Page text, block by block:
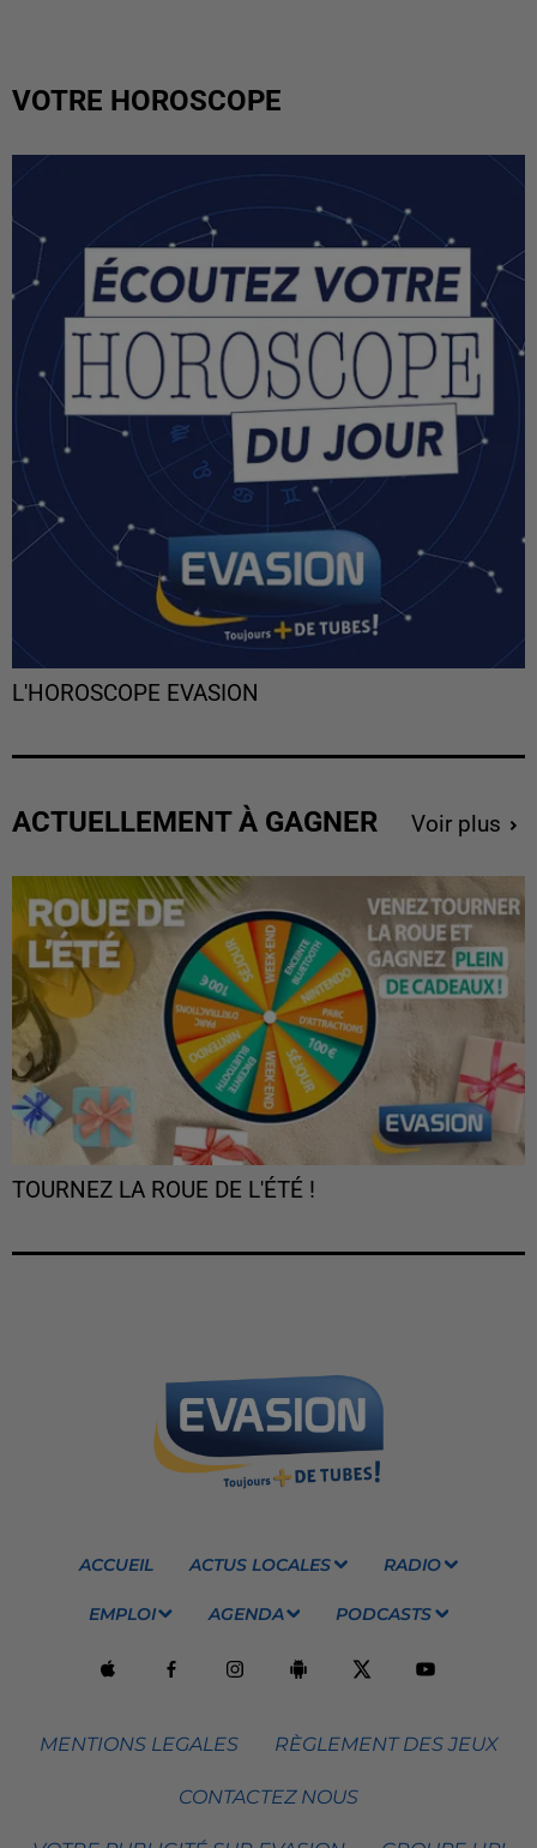
VOTRE HOROSCOPE
L'HOROSCOPE EVASION
ACTUELLEMENT À GAGNER Voir plus
TOURNEZ LA ROUE DE L'ÉTÉ !
ACCUEIL ACTUS LOCALES RADIO
EMPLOI AGENDA PODCASTS
MENTIONS LEGALES RÈGLEMENT DES JEUX
CONTACTEZ NOUS